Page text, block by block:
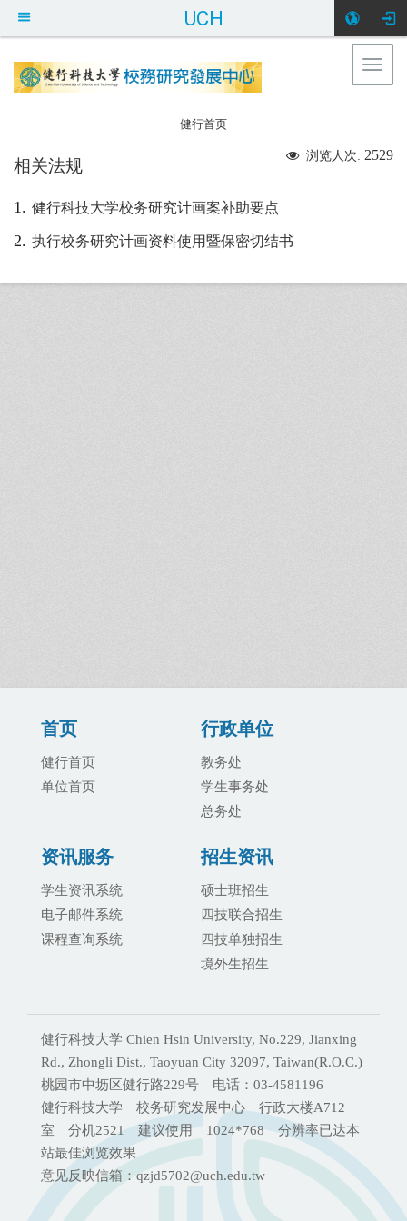
UCH
健行科大校务研
健行首页
浏览人次: 2529
相关法规
1. 健行科技大学校务研究计画案补助要点
2. 执行校务研究计画资料使用暨保密切结书
首页
健行首页
单位首页
行政单位
教务处
学生事务处
总务处
资讯服务
学生资讯系统
电子邮件系统
课程查询系统
招生资讯
硕士班招生
四技联合招生
四技单独招生
境外生招生
健行科技大学 Chien Hsin University, No.229, Jianxing
Rd., Zhongli Dist., Taoyuan City 32097, Taiwan(R.O.C.)
桃园市中坜区健行路229号 电话：03-4581196
健行科技大学 校务研究发展中心 行政大楼A712
室 分机2521 建议使用 1024*768 分辨率已达本
站最佳浏览效果
意见反映信箱：qzjd5702@uch.edu.tw